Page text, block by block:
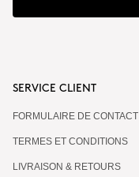
SERVICE CLIENT
FORMULAIRE DE CONTACT
TERMES ET CONDITIONS
LIVRAISON & RETOURS